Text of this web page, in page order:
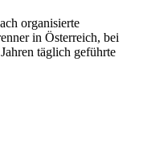
organisierte
in Österreich, bei
täglich geführte